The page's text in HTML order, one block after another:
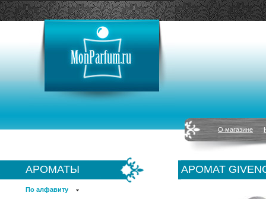
О магазине
АРОМАТЫ
По алфавиту
АРОМАТ